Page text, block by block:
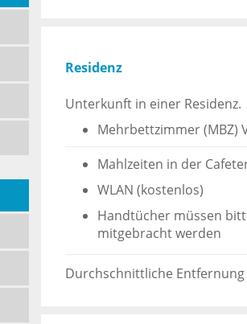
Residenz
Unterkunft in einer Residenz.
Mehrbettzimmer (MBZ)
Mahlzeiten in der
WLAN (kostenlos)
Handtücher müssen
mitgebracht werden
Durchschnittliche Entfernung